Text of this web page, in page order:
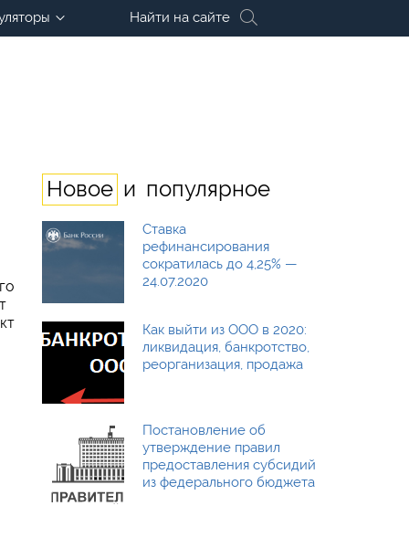
Найти на сайте
Новое и популярное
Ставка
рефинансирования
сократилась до 4,25% —
24.07.2020
Как выйти из ООО в 2020:
ликвидация, банкротство,
реорганизация, продажа
Постановление об
утверждение правил
предоставления субсидий
из федерального бюджета